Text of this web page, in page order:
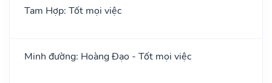
Tam Hợp: Tốt mọi việc
Minh đường: Hoàng Đạo - Tốt mọi việc